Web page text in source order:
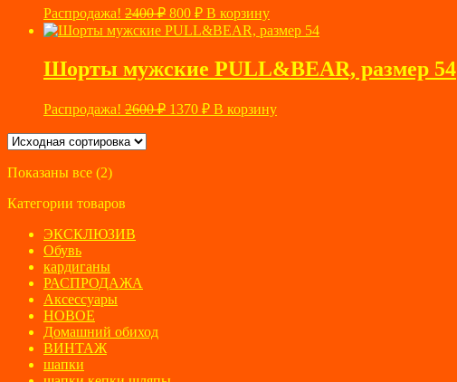
Распродажа! 2400₽ Первоначальная
цена
составляла
800 ₽Текущая
цена:
В корзину
Шорты мужские PULL&BEAR, размер 54
Распродажа! 2600₽ Первоначальная
1370 ₽Текущая
цена:
В корзину
Показаны все (2)
Категории товаров
ЭКСКЛЮЗИВ
Обувь
кардиганы
РАСПРОДАЖА
Аксессуары
НОВОЕ
Домашний обиход
ВИНТАЖ
шапки